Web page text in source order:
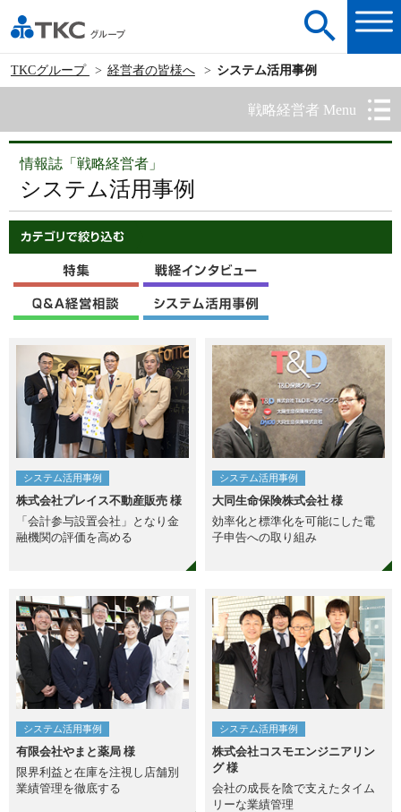
TKCグループ 経営者の皆様へ システム活用事例
戦略経営者 Menu
情報誌「戦略経営者」
システム活用事例
システム活用事例
株式会社プレイス不動産販売 様
「会計参与設置会社」となり金
融機関の評価を高める
システム活用事例
大同生命保険株式会社 様
効率化と標準化を可能にした電
子申告への取り組み
システム活用事例
有限会社やまと薬局 様
限界利益と在庫を注視し店舗別
業績管理を徹底する
システム活用事例
株式会社コスモエンジニアリン
グ 様
会社の成長を陰で支えたタイム
リーな業績管理